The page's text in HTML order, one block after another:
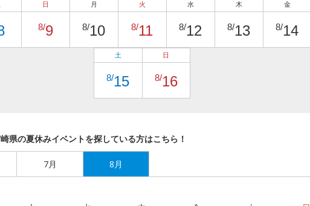
日
8/9
月
8/10
火
8/11
水
8/12
木
8/13
金
8/14
土
8/15
日
8/16
県の夏休みイベントを探している方はこちら！
7月 8月